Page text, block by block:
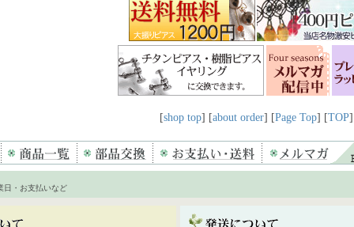
[shop top] [about order] [Page Top] [TOP]
日・お支払いなど